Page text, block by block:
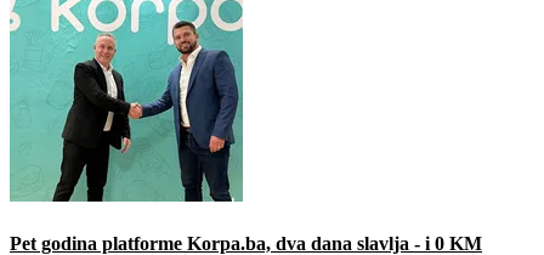
Pet godina platforme Korpa.ba, dva dana slavlja - i 0 KM